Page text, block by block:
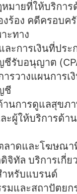
มายที่ให้บริการ
งร้อง คดีครอบค
ะทาง
ะการเงินที่ประ
รับอนุญาต
รวางแผนการเ
ชี
านการดูแลสุขภ
ะผู้ให้บริการด้า
ลาดและโฆษณา
จิทัล บริการเกี่
หรับแบรนด์
มและสถาปัตยก